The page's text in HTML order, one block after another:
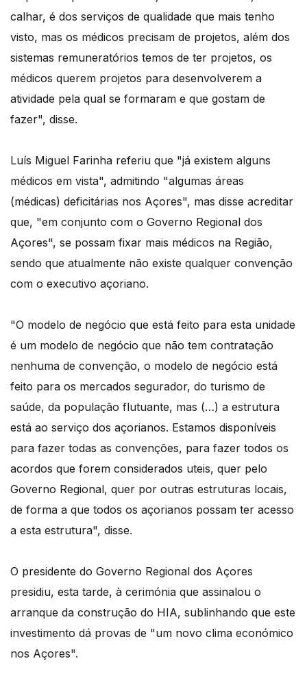
calhar, é dos serviços de qualidade que mais tenho
visto, mas os médicos precisam de projetos, além dos
sistemas remuneratórios temos de ter projetos, os
médicos querem projetos para desenvolverem a
atividade pela qual se formaram e que gostam de
fazer", disse.
Luís Miguel Farinha referiu que "já existem alguns
médicos em vista", admitindo "algumas áreas
(médicas) deficitárias nos Açores", mas disse acreditar
que, "em conjunto com o Governo Regional dos
Açores", se possam fixar mais médicos na Região,
sendo que atualmente não existe qualquer convenção
com o executivo açoriano.
"O modelo de negócio que está feito para esta unidade
é um modelo de negócio que não tem contratação
nenhuma de convenção, o modelo de negócio está
feito para os mercados segurador, do turismo de
saúde, da população flutuante, mas (…) a estrutura
está ao serviço dos açorianos. Estamos disponíveis
para fazer todas as convenções, para fazer todos os
acordos que forem considerados uteis, quer pelo
Governo Regional, quer por outras estruturas locais,
de forma a que todos os açorianos possam ter acesso
a esta estrutura", disse.
O presidente do Governo Regional dos Açores
presidiu, esta tarde, à cerimónia que assinalou o
arranque da construção do HIA, sublinhando que este
investimento dá provas de "um novo clima económico
nos Açores".